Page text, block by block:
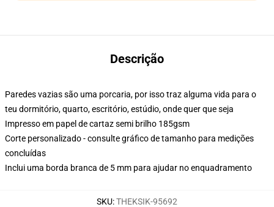
Descrição
Paredes vazias são uma porcaria, por isso traz alguma vida para o
teu dormitório, quarto, escritório, estúdio, onde quer que seja
Impresso em papel de cartaz semi brilho 185gsm
Corte personalizado - consulte gráfico de tamanho para medições
concluídas
Inclui uma borda branca de 5 mm para ajudar no enquadramento
SKU:THEKSIK-95692